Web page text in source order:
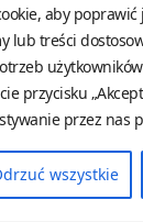
aby
lub treści
przycisku
przez nas
wszystkie
Romeo Giulietta i
0.9 TwinAir, Fiat
1.4 MultiAir.
potwierdzimy, czy